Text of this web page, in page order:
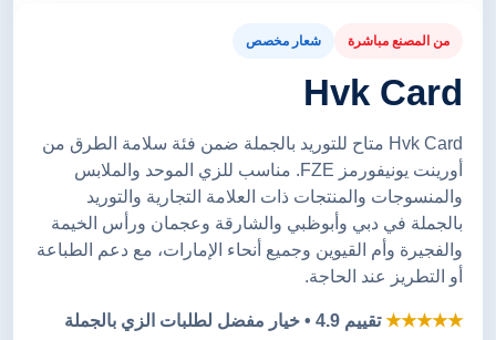
من المصنع مباشرة شعار مخصص
Hvk Card
Hvk Card متاح للتوريد بالجملة ضمن فئة سلامة الطرق من
أورينت يونيفورمز FZE. مناسب للزي الموحد والملابس
والمنسوجات والمنتجات ذات العلامة التجارية والتوريد
بالجملة في دبي وأبوظبي والشارقة وعجمان ورأس الخيمة
والفجيرة وأم القيوين وجميع أنحاء الإمارات، مع دعم الطباعة
أو التطريز عند الحاجة.
★★★★★تقييم 4.9 • خيار مفضل لطلبات الزي بالجملة